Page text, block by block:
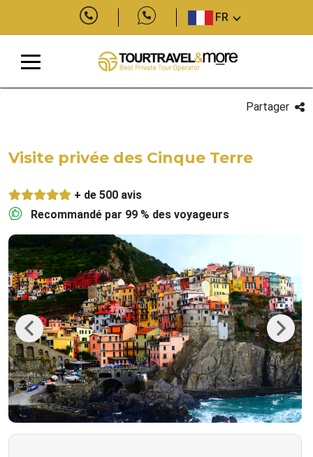
FR
Partager
Visite privée des Cinque Terre
+ de 500 avis
Recommandé par 99 % des voyageurs
Previous Next